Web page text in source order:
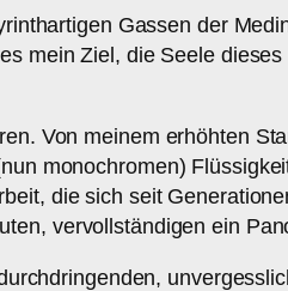
Gassen der
mein Ziel, die Seele
Von meinem erhöhten
monochromen)
die sich seit
vervollständigen ein